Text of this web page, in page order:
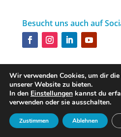
Besucht uns auch auf
Designed byiService
Wir verwenden Cookies, um dir
unserer Website zu bieten.
In den Einstellungen kannst du
verwenden oder sie ausschalten.
Zustimmen Ablehnen